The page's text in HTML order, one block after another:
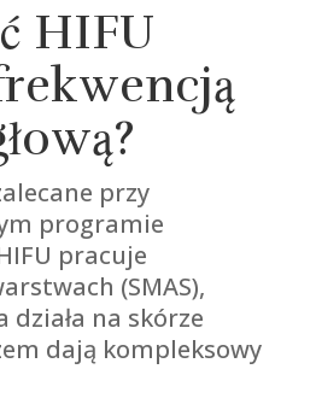
HIFU
przy
programie
pracuje
(SMAS),
działa na skórze
dają kompleksowy